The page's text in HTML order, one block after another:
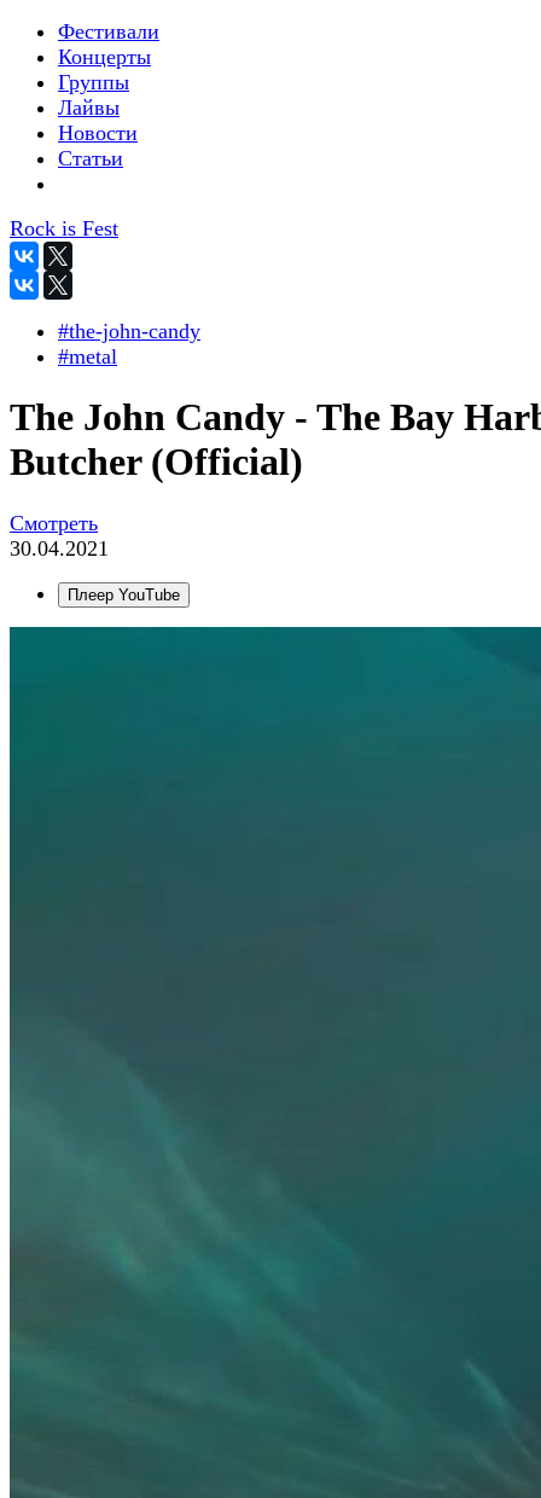
Фестивали
Концерты
Группы
Лайвы
Новости
Статьи
Rock is Fest
#the-john-candy
#metal
The John Candy - The Bay
Butcher (Official)
Смотреть
30.04.2021
Плеер YouTube